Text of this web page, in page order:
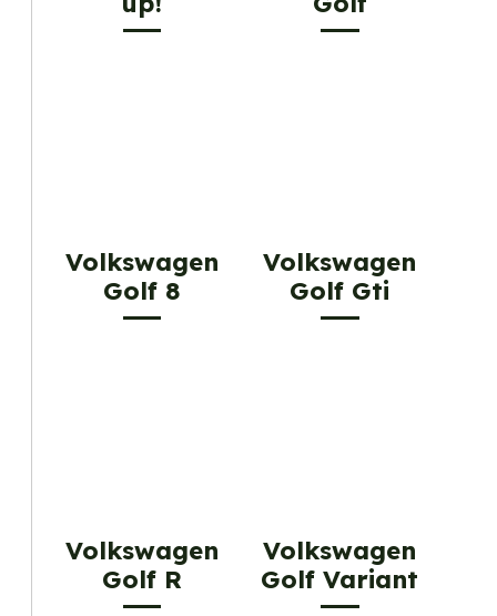
Volkswagen
Golf 8
Volkswagen
Golf Gti
Volkswagen
Golf R
Volkswagen
Golf Variant